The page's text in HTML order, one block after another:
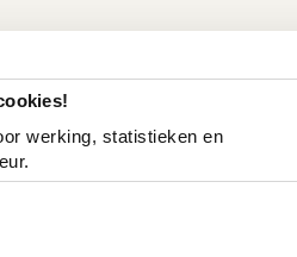
werking, statistieken en